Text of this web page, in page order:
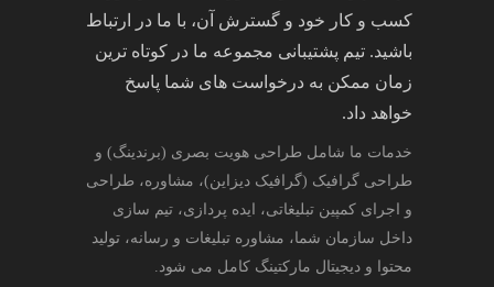
کسب و کار خود و گسترش آن، با ما در ارتباط
باشید. تیم پشتیبانی مجموعه ما در کوتاه ترین
زمان ممکن به درخواست های شما پاسخ
خواهد داد.
خدمات ما شامل طراحی هویت بصری (برندینگ) و
طراحی گرافیک (گرافیک دیزاین)، مشاوره، طراحی
و اجرای کمپین تبلیغاتی، ایده پردازی، تیم سازی
داخل سازمان شما، مشاوره تبلیغات و رسانه، تولید
محتوا و دیجیتال مارکتینگ کامل می شود.